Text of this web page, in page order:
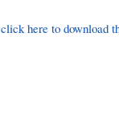
click here to download